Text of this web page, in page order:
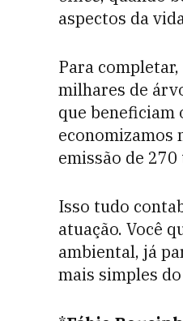
aspectos da
Para
milhares de
que beneficiam
economizamos
emissão de
Isso tudo
atuação. Você
ambiental, já
mais simples